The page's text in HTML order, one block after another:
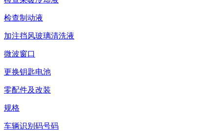
检查制动液
加注挡风玻璃清洗液
微波窗口
更换钥匙电池
零配件及改装
规格
车辆识别码号码